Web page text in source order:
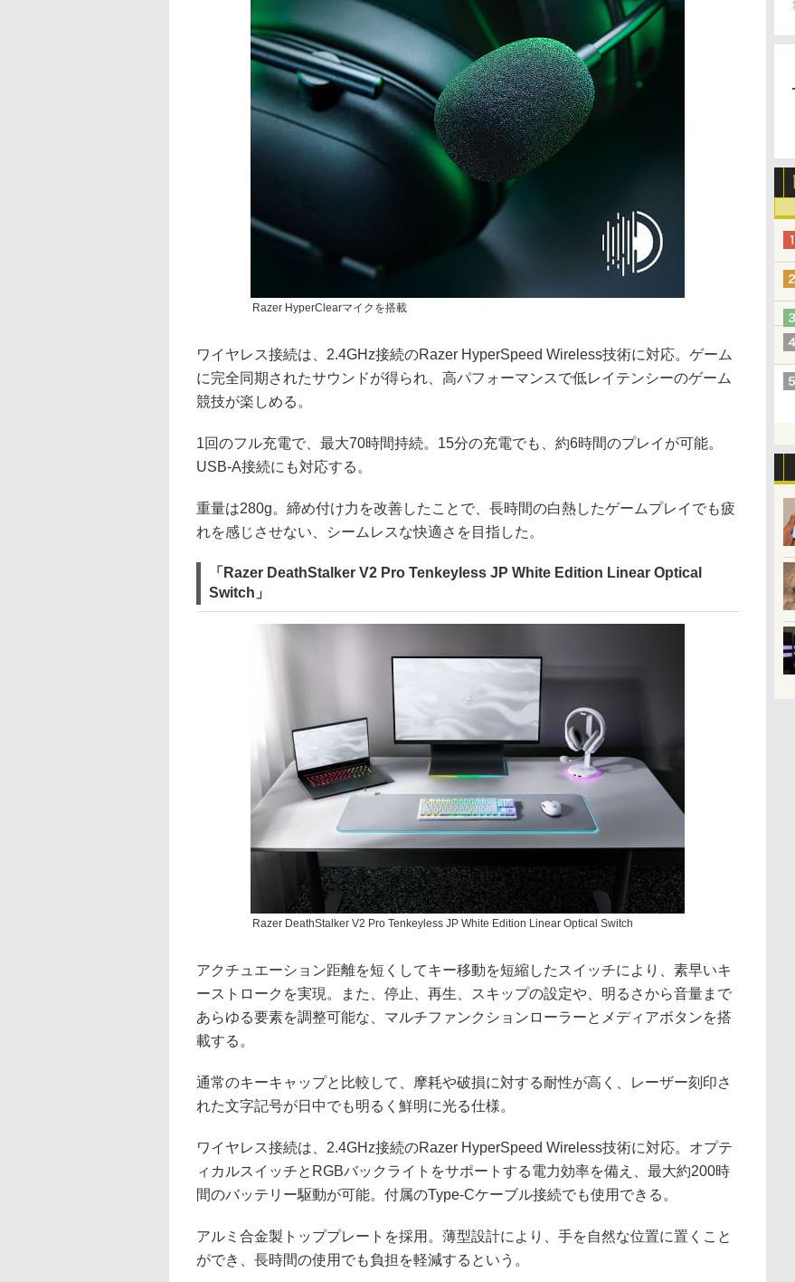
Razer HyperClearマイクを搭載
ワイヤレス接続は、2.4GHz接続のRazer HyperSpeed Wireless技術に対応。ゲーム
に完全同期されたサウンドが得られ、高パフォーマンスで低レイテンシーのゲーム
競技が楽しめる。
1回のフル充電で、最大70時間持続。15分の充電でも、約6時間のプレイが可能。
USB-A接続にも対応する。
重量は280g。締め付け力を改善したことで、長時間の白熱したゲームプレイでも疲
れを感じさせない、シームレスな快適さを目指した。
「Razer DeathStalker V2 Pro Tenkeyless JP White Edition Linear Optical
Switch」
Razer DeathStalker V2 Pro Tenkeyless JP White Edition Linear Optical Switch
アクチュエーション距離を短くしてキー移動を短縮したスイッチにより、素早いキ
ーストロークを実現。また、停止、再生、スキップの設定や、明るさから音量まで
あらゆる要素を調整可能な、マルチファンクションローラーとメディアボタンを搭
載する。
通常のキーキャップと比較して、摩耗や破損に対する耐性が高く、レーザー刻印さ
れた文字記号が日中でも明るく鮮明に光る仕様。
ワイヤレス接続は、2.4GHz接続のRazer HyperSpeed Wireless技術に対応。オプテ
ィカルスイッチとRGBバックライトをサポートする電力効率を備え、最大約200時
間のバッテリー駆動が可能。付属のType-Cケーブル接続でも使用できる。
アルミ合金製トッププレートを採用。薄型設計により、手を自然な位置に置くこと
ができ、長時間の使用でも負担を軽減するという。